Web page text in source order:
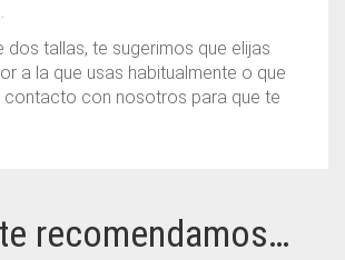
dos tallas, te sugerimos que elijas
a la que usas habitualmente o que
contacto con nosotros para que te
recomendamos…